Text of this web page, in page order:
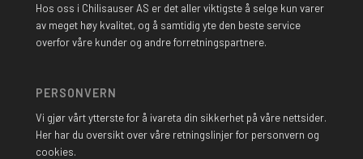
Hos oss i Chilisauser AS er det aller viktigste å selge kun varer
av meget høy kvalitet, og å samtidig yte den beste service
overfor våre kunder og andre forretningspartnere.
PERSONVERN
Vi gjør vårt ytterste for å ivareta din sikkerhet på våre nettsider.
Her har du oversikt over våre retningslinjer for personvern og
cookies.